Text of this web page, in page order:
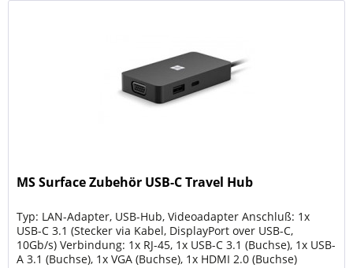
MS Surface Zubehör USB-C Travel Hub
Typ: LAN-Adapter, USB-Hub, Videoadapter Anschluß: 1x
USB-C 3.1 (Stecker via Kabel, DisplayPort over USB-C,
10Gb/s) Verbindung: 1x RJ-45, 1x USB-C 3.1 (Buchse), 1x USB-
A 3.1 (Buchse), 1x VGA (Buchse), 1x HDMI 2.0 (Buchse)